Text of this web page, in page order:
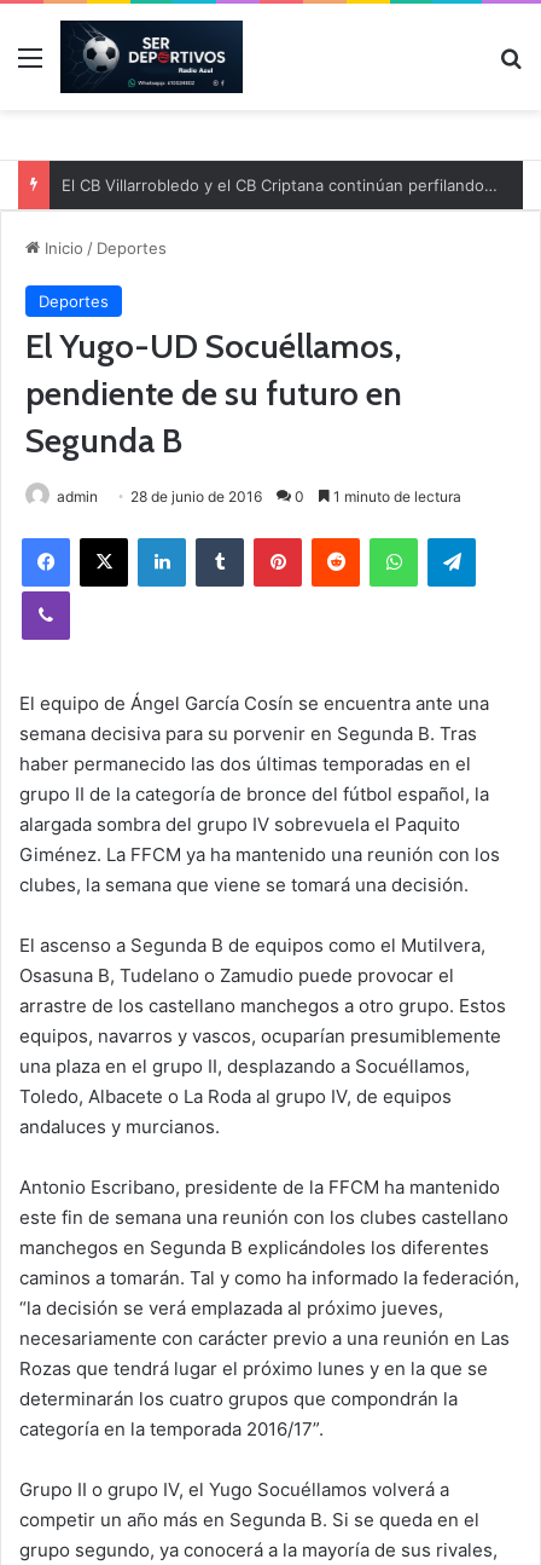
Menú
El CB Villarrobledo y el CB Criptana continúan perfilando sus plantillas
Inicio / Deportes
Deportes
El Yugo-UD Socuéllamos,
pendiente de su futuro en
Segunda B
admin 28 de junio de 2016 0 1 minuto de lectura
El equipo de Ángel García Cosín se encuentra ante una
semana decisiva para su porvenir en Segunda B. Tras
haber permanecido las dos últimas temporadas en el
grupo II de la categoría de bronce del fútbol español, la
alargada sombra del grupo IV sobrevuela el Paquito
Giménez. La FFCM ya ha mantenido una reunión con los
clubes, la semana que viene se tomará una decisión.
El ascenso a Segunda B de equipos como el Mutilvera,
Osasuna B, Tudelano o Zamudio puede provocar el
arrastre de los castellano manchegos a otro grupo. Estos
equipos, navarros y vascos, ocuparían presumiblemente
una plaza en el grupo II, desplazando a Socuéllamos,
Toledo, Albacete o La Roda al grupo IV, de equipos
andaluces y murcianos.
Antonio Escribano, presidente de la FFCM ha mantenido
este fin de semana una reunión con los clubes castellano
manchegos en Segunda B explicándoles los diferentes
caminos a tomarán. Tal y como ha informado la federación,
“la decisión se verá emplazada al próximo jueves,
necesariamente con carácter previo a una reunión en Las
Rozas que tendrá lugar el próximo lunes y en la que se
determinarán los cuatro grupos que compondrán la
categoría en la temporada 2016/17”.
Grupo II o grupo IV, el Yugo Socuéllamos volverá a
competir un año más en Segunda B. Si se queda en el
grupo segundo, ya conocerá a la mayoría de sus rivales,